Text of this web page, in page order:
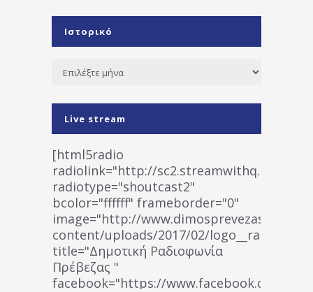
Ιστορικό
Ιστορικό
Live stream
[html5radio
radiolink="http://
radiotype="shoutcast2"
bcolor="ffffff" frameborder="0"
image="http://www.dimosprevezas.gr/wp-
content/uploads/2017/02/
title="Δημοτική Ραδιοφωνία
Πρέβεζας "
facebook="https://www.facebook.com/